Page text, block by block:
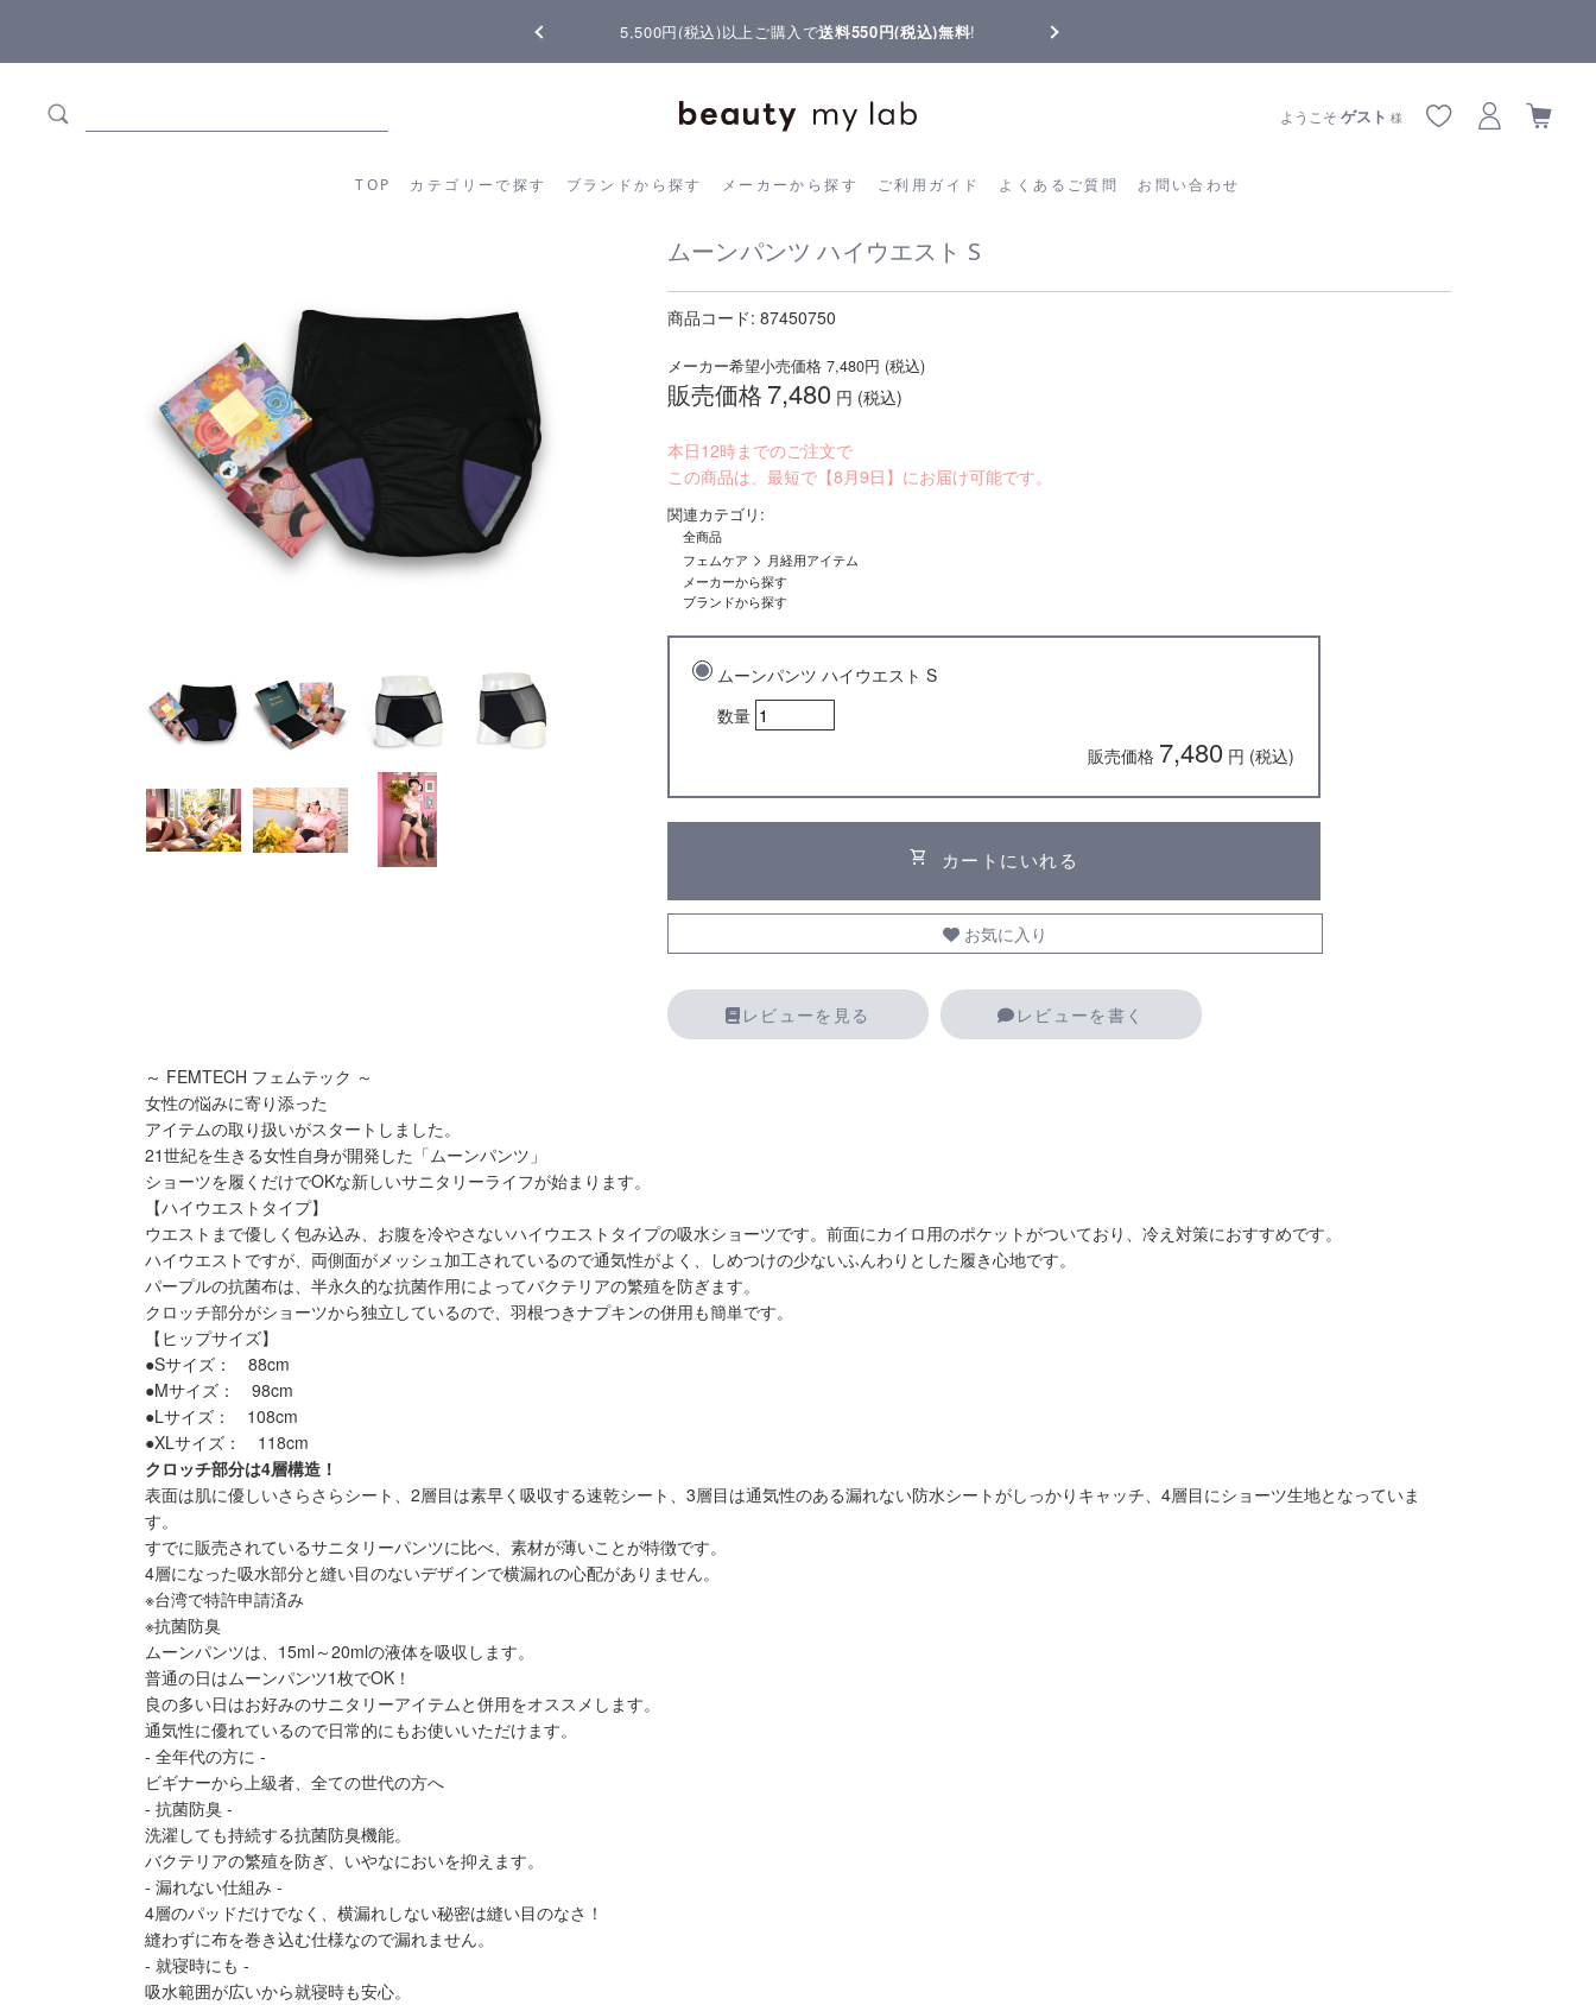
【重要】熊本地震の影響によりお届けに遅延が生じております
TOP カテゴリーで探す ブランドから探す メーカーから探す ご利用ガイド よくあるご質問 お問い合わせ
ようこそゲスト 様
カテゴリーから探す ブランドから探す メーカーから探す ご利用ガイド よくあるご質問
ムーンパンツ ハイウエスト S
商品コード: 87450750
メーカー希望小売価格 7,480円 (税込)
販売価格 7,480 円 (税込)
本日12時までのご注文で
この商品は、最短で【8月9日】にお届け可能です。
関連カテゴリ:
全商品
フェムケア > 月経用アイテム
メーカーから探す
ブランドから探す
ムーンパンツ ハイウエスト S
数量
販売価格 7,480 円 (税込)
shopping_cart カートにいれる
お気に入り
レビューを見る レビューを書く
～ FEMTECH フェムテック ～
女性の悩みに寄り添った
アイテムの取り扱いがスタートしました。
21世紀を生きる女性自身が開発した「ムーンパンツ」
ショーツを履くだけでOKな新しいサニタリーライフが始まります。
【ハイウエストタイプ】
ウエストまで優しく包み込み、お腹を冷やさないハイウエストタイプの吸水ショーツです。前面にカイロ用のポケットがついており、冷え対策におすすめです。
ハイウエストですが、両側面がメッシュ加工されているので通気性がよく、しめつけの少ないふんわりとした履き心地です。
パープルの抗菌布は、半永久的な抗菌作用によってバクテリアの繁殖を防ぎます。
クロッチ部分がショーツから独立しているので、羽根つきナプキンの併用も簡単です。
【ヒップサイズ】
●Sサイズ： 88cm
●Mサイズ： 98cm
●Lサイズ： 108cm
●XLサイズ： 118cm
クロッチ部分は4層構造！
表面は肌に優しいさらさらシート、2層目は素早く吸収する速乾シート、3層目は通気性のある漏れない防水シートがしっかりキャッチ、4層目にショーツ生地となっていま
す。
すでに販売されているサニタリーパンツに比べ、素材が薄いことが特徴です。
4層になった吸水部分と縫い目のないデザインで横漏れの心配がありません。
※台湾で特許申請済み
※抗菌防臭
ムーンパンツは、15ml～20mlの液体を吸収します。
普通の日はムーンパンツ1枚でOK！
良の多い日はお好みのサニタリーアイテムと併用をオススメします。
通気性に優れているので日常的にもお使いいただけます。
- 全年代の方に -
ビギナーから上級者、全ての世代の方へ
- 抗菌防臭 -
洗濯しても持続する抗菌防臭機能。
バクテリアの繁殖を防ぎ、いやなにおいを抑えます。
- 漏れない仕組み -
4層のパッドだけでなく、横漏れしない秘密は縫い目のなさ！
縫わずに布を巻き込む仕様なので漏れません。
- 就寝時にも -
吸水範囲が広いから就寝時も安心。